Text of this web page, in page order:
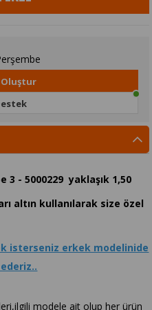
Oluştur
3 - 5000229 yaklaşık 1,50
altın kullanılarak size özel
isterseniz erkek modelinide
modele ait olup her ürün